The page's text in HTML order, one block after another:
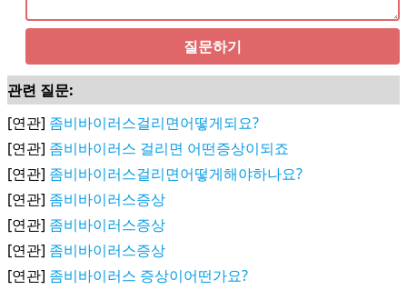
질문하기
관련 질문:
[연관] 좀비바이러스걸리면어떻게되요?
[연관] 좀비바이러스 걸리면 어떤증상이되죠
[연관] 좀비바이러스걸리면어떻게해야하나요?
[연관] 좀비바이러스증상
[연관] 좀비바이러스증상
[연관] 좀비바이러스증상
[연관] 좀비바이러스 증상이어떤가요?